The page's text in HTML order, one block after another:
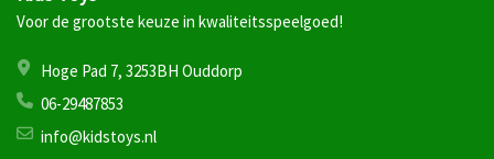
Voor de grootste keuze in kwaliteitsspeelgoed!
Hoge Pad 7, 3253BH Ouddorp
06-29487853
info@kidstoys.nl